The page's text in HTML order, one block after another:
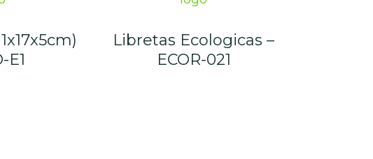
E1
Libretas Ecologicas –
ECOR-021